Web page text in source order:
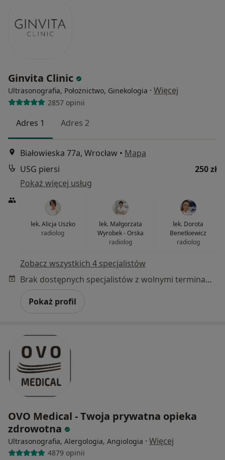
Ginvita Clinic
Ultrasonografia, Położnictwo, Ginekologia · Więcej
2857 opinii
Adres 1 Adres 2
Białowieska 77a, Wrocław • Mapa
USG piersi
250 zł
Pokaż więcej usług
lek. Alicja Uszko
radiolog
lek. Małgorzata
Wyrobek - Orska
radiolog
lek. Dorota
Benetkiewicz
radiolog
Zobacz wszystkich 4 specjalistów
Brak dostępnych specjalistów z wolnymi terminami w tym centrum medycznym.
Pokaż profil
OVO Medical - Twoja prywatna opieka
zdrowotna
Ultrasonografia, Alergologia, Angiologia · Więcej
4879 opinii